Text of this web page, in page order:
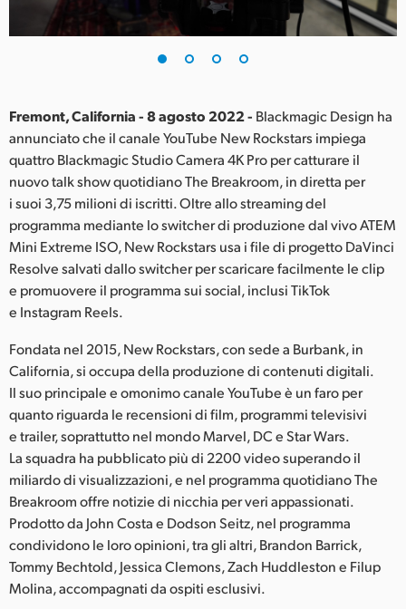
Hong Kong SAR, China
Japan
Mexico
Malaysia
Netherlands
Norway
Poland
Portugal
Singapore
South Africa
Spain
Sweden
Fremont, California - 8 agosto 2022 - Blackmagic Design ha
annunciato che il canale YouTube New Rockstars impiega
quattro Blackmagic Studio Camera 4K Pro per catturare il
nuovo talk show quotidiano The Breakroom, in diretta per
i suoi 3,75 milioni di iscritti. Oltre allo streaming del
programma mediante lo switcher di produzione dal vivo ATEM
Mini Extreme ISO, New Rockstars usa i file di progetto DaVinci
Resolve salvati dallo switcher per scaricare facilmente le clip
e promuovere il programma sui social, inclusi TikTok
e Instagram Reels.
Fondata nel 2015, New Rockstars, con sede a Burbank, in
California, si occupa della produzione di contenuti digitali.
Il suo principale e omonimo canale YouTube è un faro per
quanto riguarda le recensioni di film, programmi televisivi
e trailer, soprattutto nel mondo Marvel, DC e Star Wars.
La squadra ha pubblicato più di 2200 video superando il
miliardo di visualizzazioni, e nel programma quotidiano The
Breakroom offre notizie di nicchia per veri appassionati.
Prodotto da John Costa e Dodson Seitz, nel programma
condividono le loro opinioni, tra gli altri, Brandon Barrick,
Tommy Bechtold, Jessica Clemons, Zach Huddleston e Filup
Molina, accompagnati da ospiti esclusivi.